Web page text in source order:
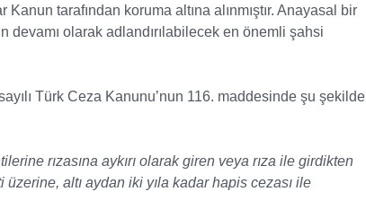
tarafından koruma altına alınmıştır. Anayasal bir
devamı olarak adlandırılabilecek en önemli şahsi
Türk Ceza Kanunu’nun 116. maddesinde şu şekilde
rızasına aykırı olarak giren veya rıza ile girdikten
altı aydan iki yıla kadar hapis cezası ile